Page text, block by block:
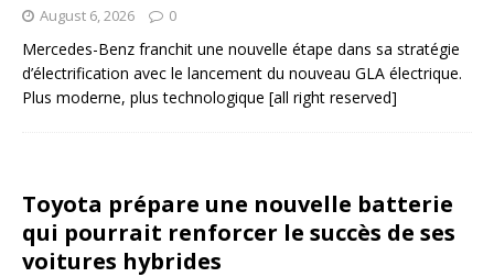
August 6, 2026 0
Mercedes-Benz franchit une nouvelle étape dans sa stratégie
d’électrification avec le lancement du nouveau GLA électrique.
Plus moderne, plus technologique [all right reserved]
Toyota prépare une nouvelle batterie
qui pourrait renforcer le succès de ses
voitures hybrides